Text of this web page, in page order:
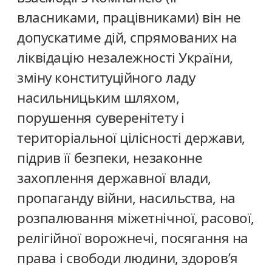
власниками, працівниками) він не
допускатиме дій, спрямованих на
ліквідацію незалежності України,
зміну конституційного ладу
насильницьким шляхом,
порушення суверенітету і
територіальної цілісності держави,
підрив її безпеки, незаконне
захоплення державної влади,
пропаганду війни, насильства, на
розпалювання міжетнічної, расової,
релігійної ворожнечі, посягання на
права і свободи людини, здоров’я